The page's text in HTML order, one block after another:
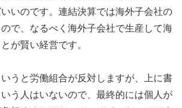
いのです。連結決算では海外子会社の
で、なるべく海外子会社で生産して海
が賢い経営です。
うと労働組合が反対しますが、上に書
う人はいないので、最終的には個人が